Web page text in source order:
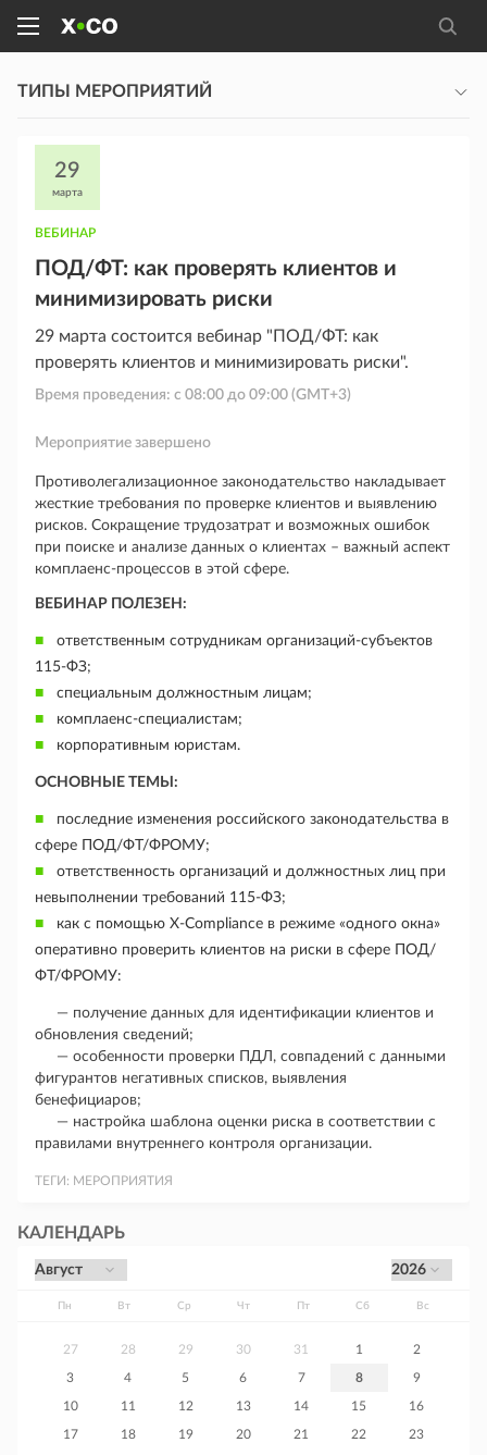
ТИПЫ МЕРОПРИЯТИЙ
29
марта
ВЕБИНАР
ПОД/ФТ: как проверять клиентов и
минимизировать риски
29 марта состоится вебинар "ПОД/ФТ: как
проверять клиентов и минимизировать риски".
Время проведения: с 08:00 до 09:00 (GMT+3)
Мероприятие завершено
Противолегализационное законодательство накладывает
жесткие требования по проверке клиентов и выявлению
рисков. Сокращение трудозатрат и возможных ошибок
при поиске и анализе данных о клиентах – важный аспект
комплаенс-процессов в этой сфере.
ВЕБИНАР ПОЛЕЗЕН:
ответственным сотрудникам организаций-субъектов
115-ФЗ;
специальным должностным лицам;
комплаенс-специалистам;
корпоративным юристам.
ОСНОВНЫЕ ТЕМЫ:
последние изменения российского законодательства в
сфере ПОД/ФТ/ФРОМУ;
ответственность организаций и должностных лиц при
невыполнении требований 115-ФЗ;
как с помощью X-Compliance в режиме «одного окна»
оперативно проверить клиентов на риски в сфере ПОД/
ФТ/ФРОМУ:
— получение данных для идентификации клиентов и
обновления сведений;
— особенности проверки ПДЛ, совпадений с данными
фигурантов негативных списков, выявления
бенефициаров;
— настройка шаблона оценки риска в соответствии с
правилами внутреннего контроля организации.
ТЕГИ: МЕРОПРИЯТИЯ
КАЛЕНДАРЬ
Пн Вт Ср Чт Пт Сб Вс
27 28 29 30 31 1 2
3 4 5 6 7 8 9
10 11 12 13 14 15 16
17 18 19 20 21 22 23